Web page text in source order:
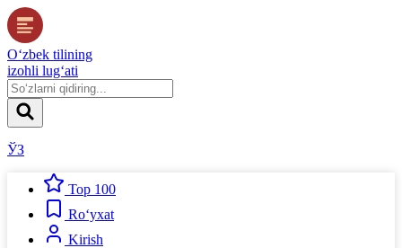
O‘zbek tilining
izohli lug‘ati
ЎЗ
Top 100
Ro‘yxat
Kirish